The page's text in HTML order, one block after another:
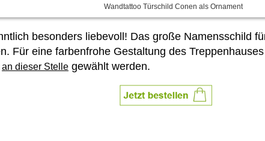
Wandtattoo Türschild Conen als Ornament
besonders liebevoll! Das große Namensschild
Für eine farbenfrohe Gestaltung des
an dieser Stelle gewählt werden.